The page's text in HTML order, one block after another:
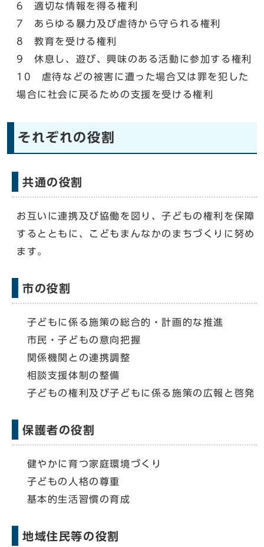
6 適切な情報を得る権利
7 あらゆる暴力及び虐待から守られる権利
8 教育を受ける権利
9 休息し、遊び、興味のある活動に参加する権利
10 虐待などの被害に遭った場合又は罪を犯した
場合に社会に戻るための支援を受ける権利
それぞれの役割
共通の役割
お互いに連携及び協働を図り、子どもの権利を保障
するとともに、こどもまんなかのまちづくりに努め
ます。
市の役割
子どもに係る施策の総合的・計画的な推進
市民・子どもの意向把握
関係機関との連携調整
相談支援体制の整備
子どもの権利及び子どもに係る施策の広報と啓発
保護者の役割
健やかに育つ家庭環境づくり
子どもの人格の尊重
基本的生活習慣の育成
地域住民等の役割